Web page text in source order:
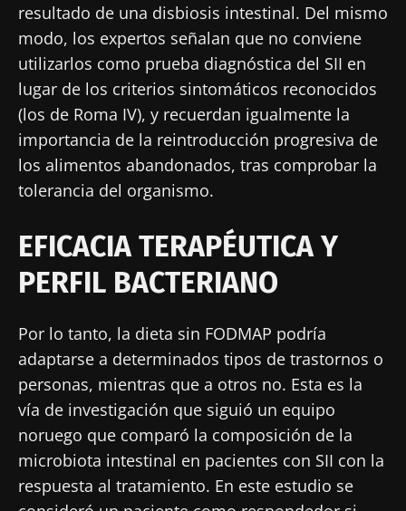
resultado de una disbiosis intestinal. Del mismo
modo, los expertos señalan que no conviene
utilizarlos como prueba diagnóstica del SII en
lugar de los criterios sintomáticos reconocidos
(los de Roma IV), y recuerdan igualmente la
importancia de la reintroducción progresiva de
los alimentos abandonados, tras comprobar la
tolerancia del organismo.
EFICACIA TERAPÉUTICA Y
PERFIL BACTERIANO
Por lo tanto, la dieta sin FODMAP podría
adaptarse a determinados tipos de trastornos o
personas, mientras que a otros no. Esta es la
vía de investigación que siguió un equipo
noruego que comparó la composición de la
microbiota intestinal en pacientes con SII con la
respuesta al tratamiento. En este estudio se